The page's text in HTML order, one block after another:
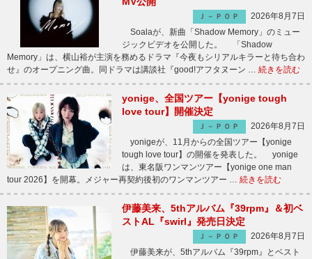
Ｊ－ＰＯＰ
2026年8月7日
Soalaが、新曲「Shadow Memory」のミュー
ジックビデオを公開した。 「Shadow
Memory」は、横山裕が主演を務めるドラマ『今夜もシリアルキラーと待ち合わ
せ』のオープニング曲。同ドラマは講談社『good!アフタヌーン … 続きを読む
yonige、全国ツアー【yonige tough
love tour】開催決定
Ｊ－ＰＯＰ
2026年8月7日
yonigeが、11月からの全国ツアー【yonige
tough love tour】の開催を発表した。 yonige
は、東名阪ワンマンツアー【yonige one man
tour 2026】を開幕。メジャー再契約後初のワンマンツアー … 続きを読む
伊藤美来、5thアルバム『39rpm』＆初ベ
ストAL『swirl』発売日決定
Ｊ－ＰＯＰ
2026年8月7日
伊藤美来が、5thアルバム『39rpm』とベスト